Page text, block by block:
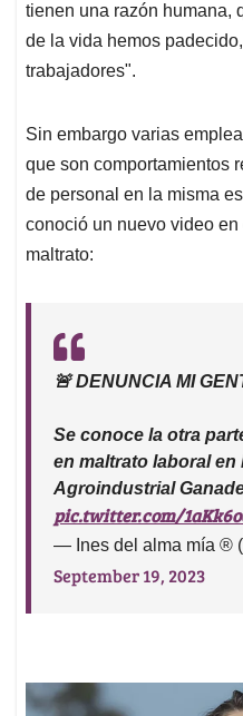
tienen una razón humana,
de la vida hemos
trabajadores".
Sin embargo varias
que son comportamientos
de personal en la misma
conoció un nuevo video
maltrato:
🚨 DENUNCIA MI
Se conoce la otra
en maltrato laboral en
Agroindustrial
pic.twitter.com/
— Ines del alma mía ®️
September 19, 2023